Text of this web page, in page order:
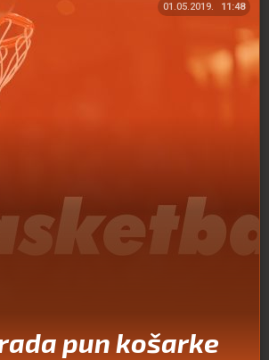
01.05.2019. 11:48
pun košarke